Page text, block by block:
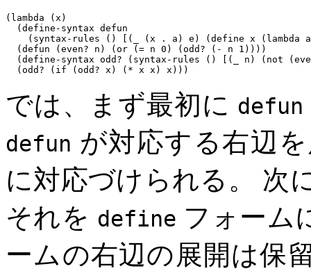
(lambda (x)
  (define-syntax defun
(syntax-rules () [(_ (x . a) e) (define x (lambda
  (defun (even? n) (or (= n 0) (odd? (- n 1))))
(define-syntax odd? (syntax-rules () [(_ n) (not
では、まず最初に defun
defun が対応する右辺
に対応づけられる。 次
それを define フォーム
ームの右辺の展開は保